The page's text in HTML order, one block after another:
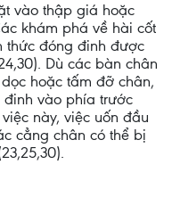
vào thập giá hoặc
khám phá về hài cốt
thức đóng đinh được
Dù các bàn chân
hoặc tấm đỡ chân,
vào phía trước
này, việc uốn đầu
cẳng chân có thể bị